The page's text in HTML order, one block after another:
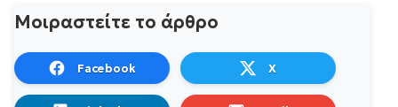
Μοιραστείτε το άρθρο
Facebook X